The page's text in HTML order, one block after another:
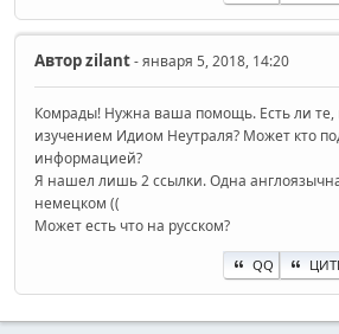
Авторzilant- января 5, 2018, 14:20
Комрады! Нужна ваша помощь. Есть ли те,
изучением Идиом Неутраля? Может кто
информацией?
Я нашел лишь 2 ссылки. Одна
немецком ((
Может есть что на русском?
QQ